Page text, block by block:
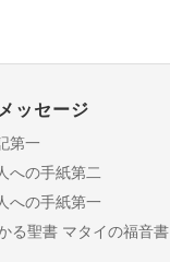
ッセージ
第一
への手紙第二
への手紙第一
る聖書 マタイの福音書